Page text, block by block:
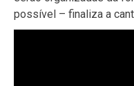
possível – finaliza a